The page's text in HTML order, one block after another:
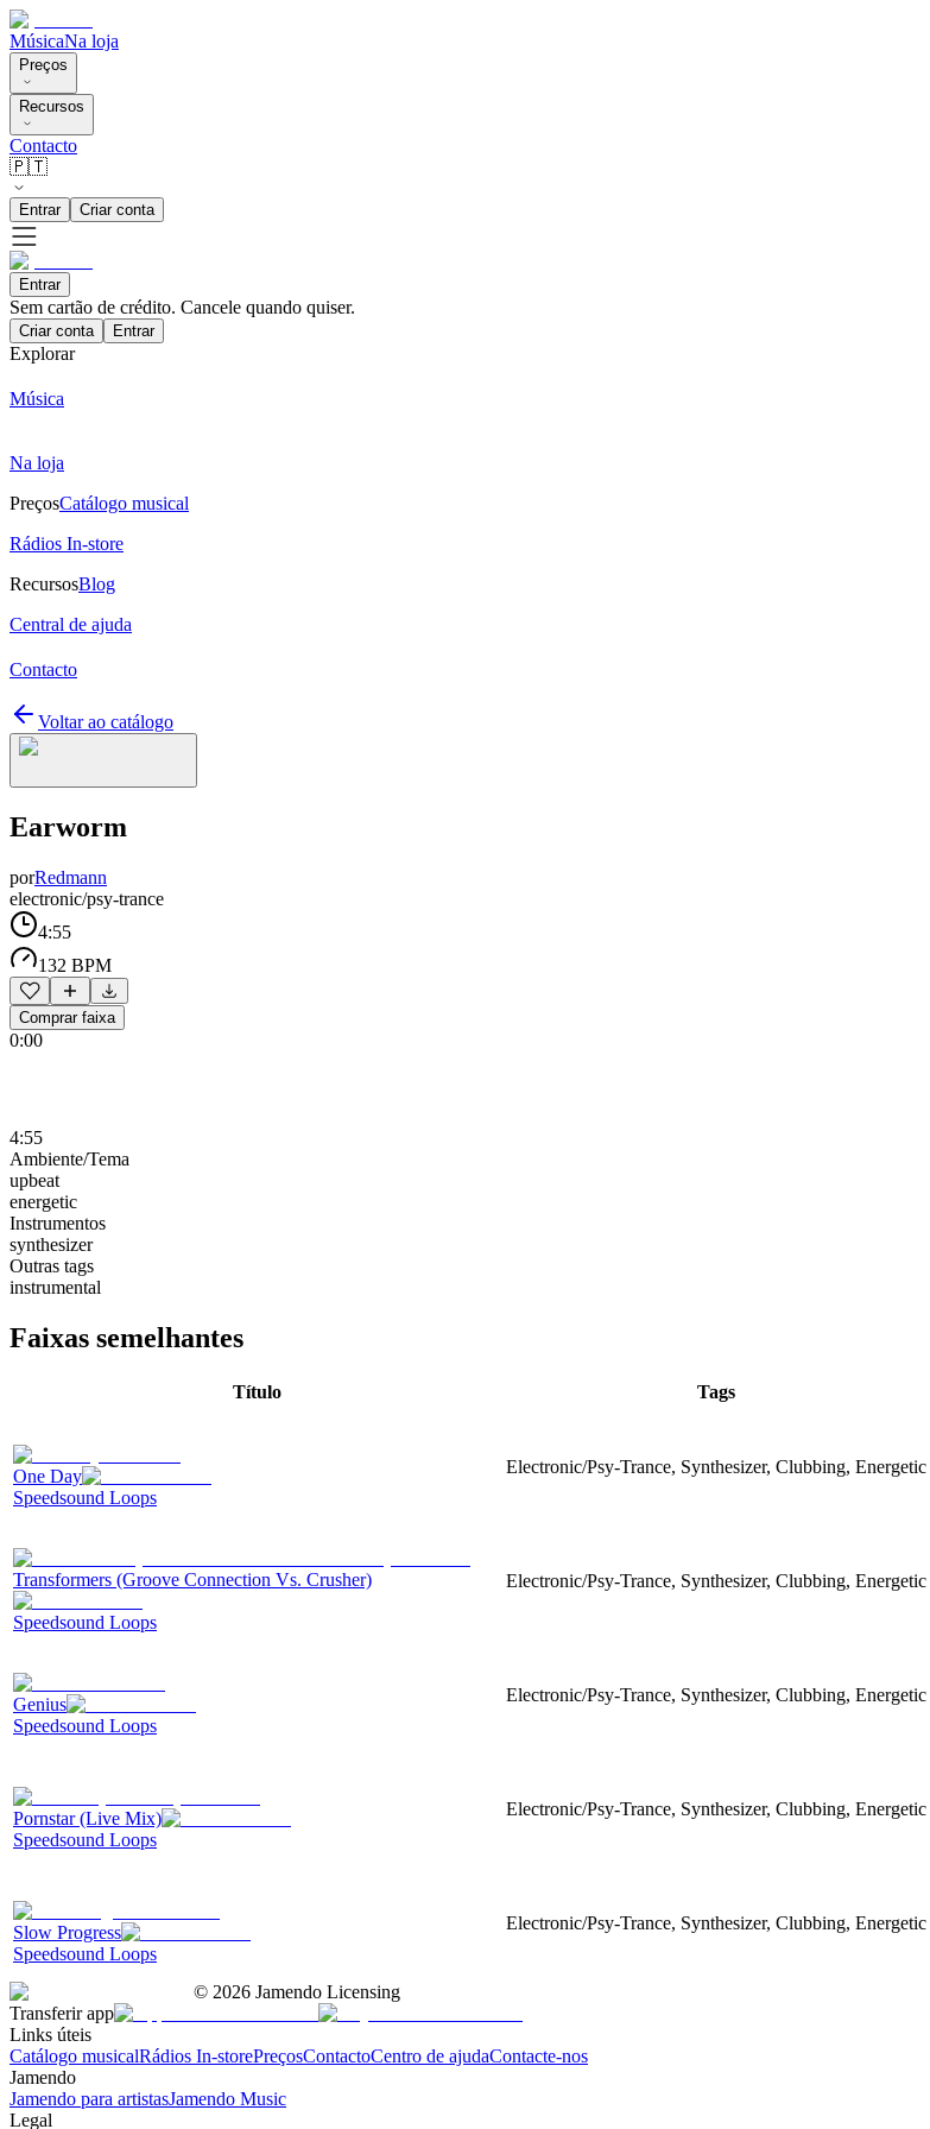
MúsicaNa loja
Preços
Recursos
Contacto
🇵🇹
Entrar Criar conta
Entrar
Sem cartão de crédito. Cancele quando quiser.
Criar conta Entrar
Explorar
Música
Na loja
PreçosCatálogo musical
Rádios In-store
RecursosBlog
Central de ajuda
Contacto
Voltar ao catálogo
Earworm
porRedmann
electronic/psy-trance
4:55
132 BPM
Comprar faixa
0:00
4:55
Ambiente/Tema
upbeat
energetic
Instrumentos
synthesizer
Outras tags
instrumental
Faixas semelhantes
Título Tags
One Day
Speedsound Loops
Electronic/Psy-Trance, Synthesizer, Clubbing, Energetic
Transformers (Groove Connection Vs. Crusher)
Speedsound Loops
Electronic/Psy-Trance, Synthesizer, Clubbing, Energetic
Genius
Speedsound Loops
Electronic/Psy-Trance, Synthesizer, Clubbing, Energetic
Pornstar (Live Mix)
Speedsound Loops
Electronic/Psy-Trance, Synthesizer, Clubbing, Energetic
Slow Progress
Speedsound Loops
Electronic/Psy-Trance, Synthesizer, Clubbing, Energetic
© 2026 Jamendo Licensing
Transferir app
Links úteis
Catálogo musicalRádios In-storePreçosContactoCentro de ajudaContacte-nos
Jamendo
Jamendo para artistasJamendo Music
Legal